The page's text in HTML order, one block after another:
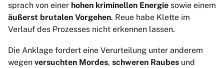
sprach von einer hohen kriminellen Energie sowie einem
äußerst brutalen Vorgehen. Reue habe Klette im
Verlauf des Prozesses nicht erkennen lassen.
Die Anklage fordert eine Verurteilung unter anderem
wegen versuchten Mordes, schweren Raubes und